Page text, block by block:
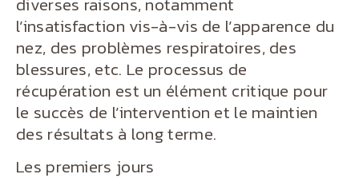
l’insatisfaction vis-à-vis de l’apparence du
nez, des problèmes respiratoires, des
blessures, etc. Le processus de
récupération est un élément critique pour
le succès de l’intervention et le maintien
des résultats à long terme.
Les premiers jours